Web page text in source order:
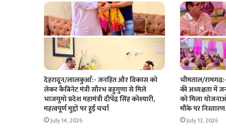
देहरादून/लालकुआँ:- जनहित और विकास को
लेकर कैबिनेट मंत्री सौरभ बहुगुणा से मिले
भाजयुमो प्रदेश महामंत्री दीपेंद्र सिंह कोश्यारी,
महत्वपूर्ण मुद्दों पर हुई चर्चा
July 14, 2026
भीमताल/
की अध्यक्षता में
को मिला
मौके पर
July 13, 2026